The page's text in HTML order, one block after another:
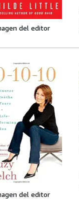
del editor
del editor